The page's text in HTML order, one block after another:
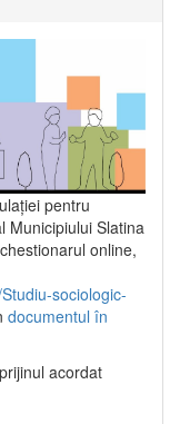
pentru
Municipiului Slatina
online,
sociologic-
documentul în
acordat